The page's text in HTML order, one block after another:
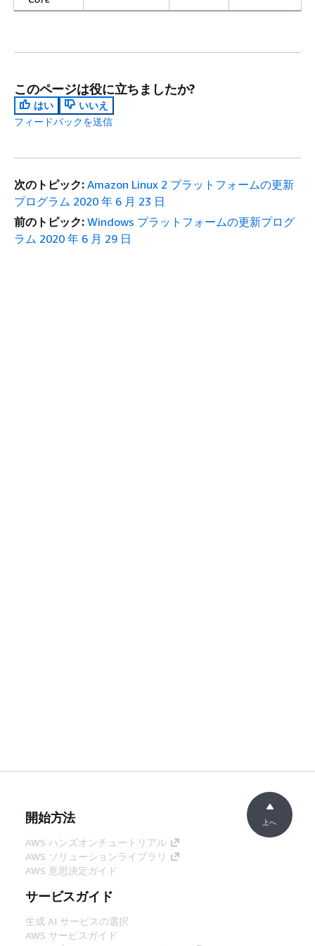
このページは役に立ちましたか?
はい
いいえ
フィードバックを送信
次のトピック: Amazon Linux 2 プラットフォームの更新
プログラム 2020 年 6 月 23 日
前のトピック: Windows プラットフォームの更新プログ
ラム 2020 年 6 月 29 日
開始方法
AWS ハンズオンチュートリアル
AWS ソリューションライブラリ
AWS 意思決定ガイド
サービスガイド
生成 AI サービスの選択
AWS サービスガイド
上へ